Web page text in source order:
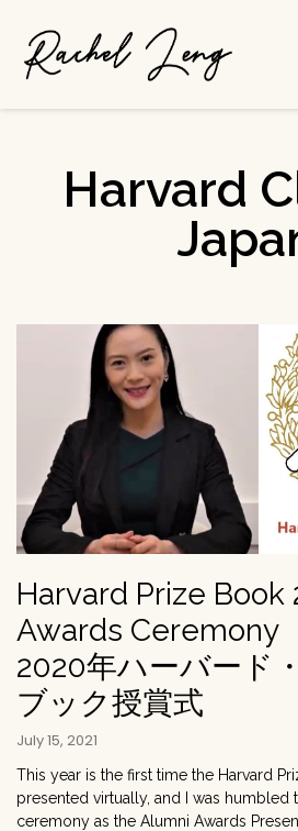
Harvard
Harvard Prize Book
Awards Ceremony
2020年ハーバード
ブック授賞式
July 15, 2021
This year is the first time the Harvard
presented virtually, and I was humbled
ceremony as the Alumni Awards